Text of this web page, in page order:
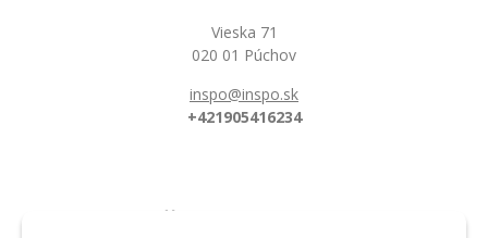
Vieska 71
020 01 Púchov
inspo@inspo.sk
+421905416234
Všetko o nákupe